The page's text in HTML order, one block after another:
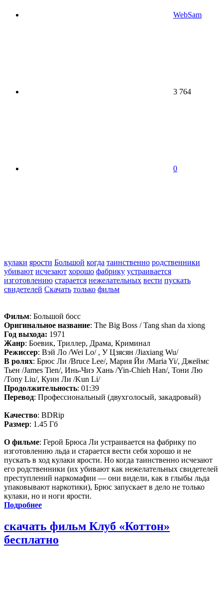
WebSam
3 764
0
кулаки ярости Большой когда таинственно родственники
убивают исчезают хорошо фабрику устраивается
изготовлению старается нежелательных вести пускать
свидетелей Скачать только фильм
Фильм: Большой босс
Оригинальное название: The Big Boss / Tang shan da xiong
Год выхода: 1971
Жанр: Боевик, Триллер, Драма, Криминал
Режиссер: Вэй Ло /Wei Lo/ , У Цзясян /Jiaxiang Wu/
В ролях: Брюс Ли /Bruce Lee/, Мария Йи /Maria Yi/, Джеймс
Тьен /James Tien/, Инь-Чиэ Хань /Yin-Chieh Han/, Тони Лю
/Tony Liu/, Куин Ли /Kun Li/
Продолжительность: 01:39
Перевод: Профессиональный (двухголосый, закадровый)
Качество: BDRip
Размер: 1.45 Гб
О фильме: Герой Брюса Ли устраивается на фабрику по
изготовлению льда и старается вести себя хорошо и не
пускать в ход кулаки ярости. Но когда таинственно исчезают
его родственники (их убивают как нежелательных свидетелей
преступлений наркомафии — они видели, как в глыбы льда
упаковывают наркотики), Брюс запускает в дело не только
кулаки, но и ноги ярости.
Подробнее
скачать фильм Клуб «Коттон»
бесплатно